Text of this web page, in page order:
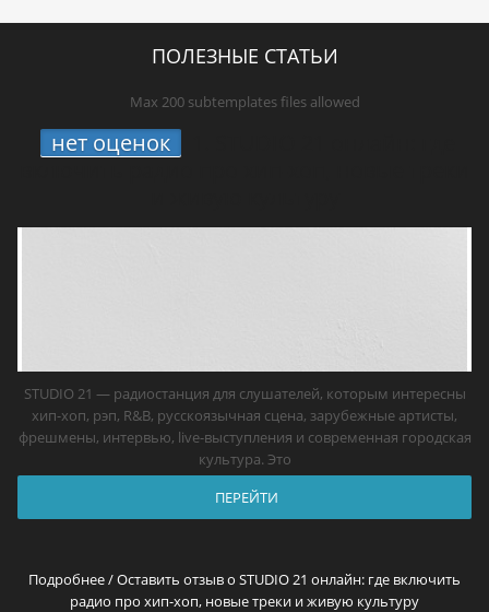
ПОЛЕЗНЫЕ СТАТЬИ
Max 200 subtemplates files allowed
нет оценок
STUDIO 21 — радиостанция для слушателей, которым интересны
хип-хоп, рэп, R&B, русскоязычная сцена, зарубежные артисты,
фрешмены, интервью, live-выступления и современная городская
культура. Это
ПЕРЕЙТИ
Подробнее / Оставить отзыв о STUDIO 21 онлайн: где включить
радио про хип-хоп, новые треки и живую культуру